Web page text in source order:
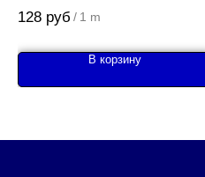
128 руб / 1 m
В корзину